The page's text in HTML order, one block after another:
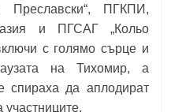
Преславски“, ПГКПИ,
и ПГСАГ „Кольо
с голямо сърце и
на Тихомир, а
спираха да аплодират
участниците.